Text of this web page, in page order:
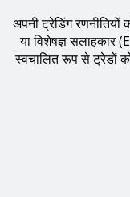
अपनी ट्रेडिंग
या विशेषज्ञ सलाहकार
स्वचालित रूप से ट्रेडों